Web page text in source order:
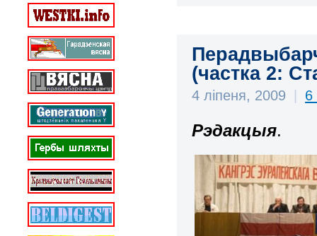
(частка 2:
4 ліпеня, 2009 6
Рэдакцыя.